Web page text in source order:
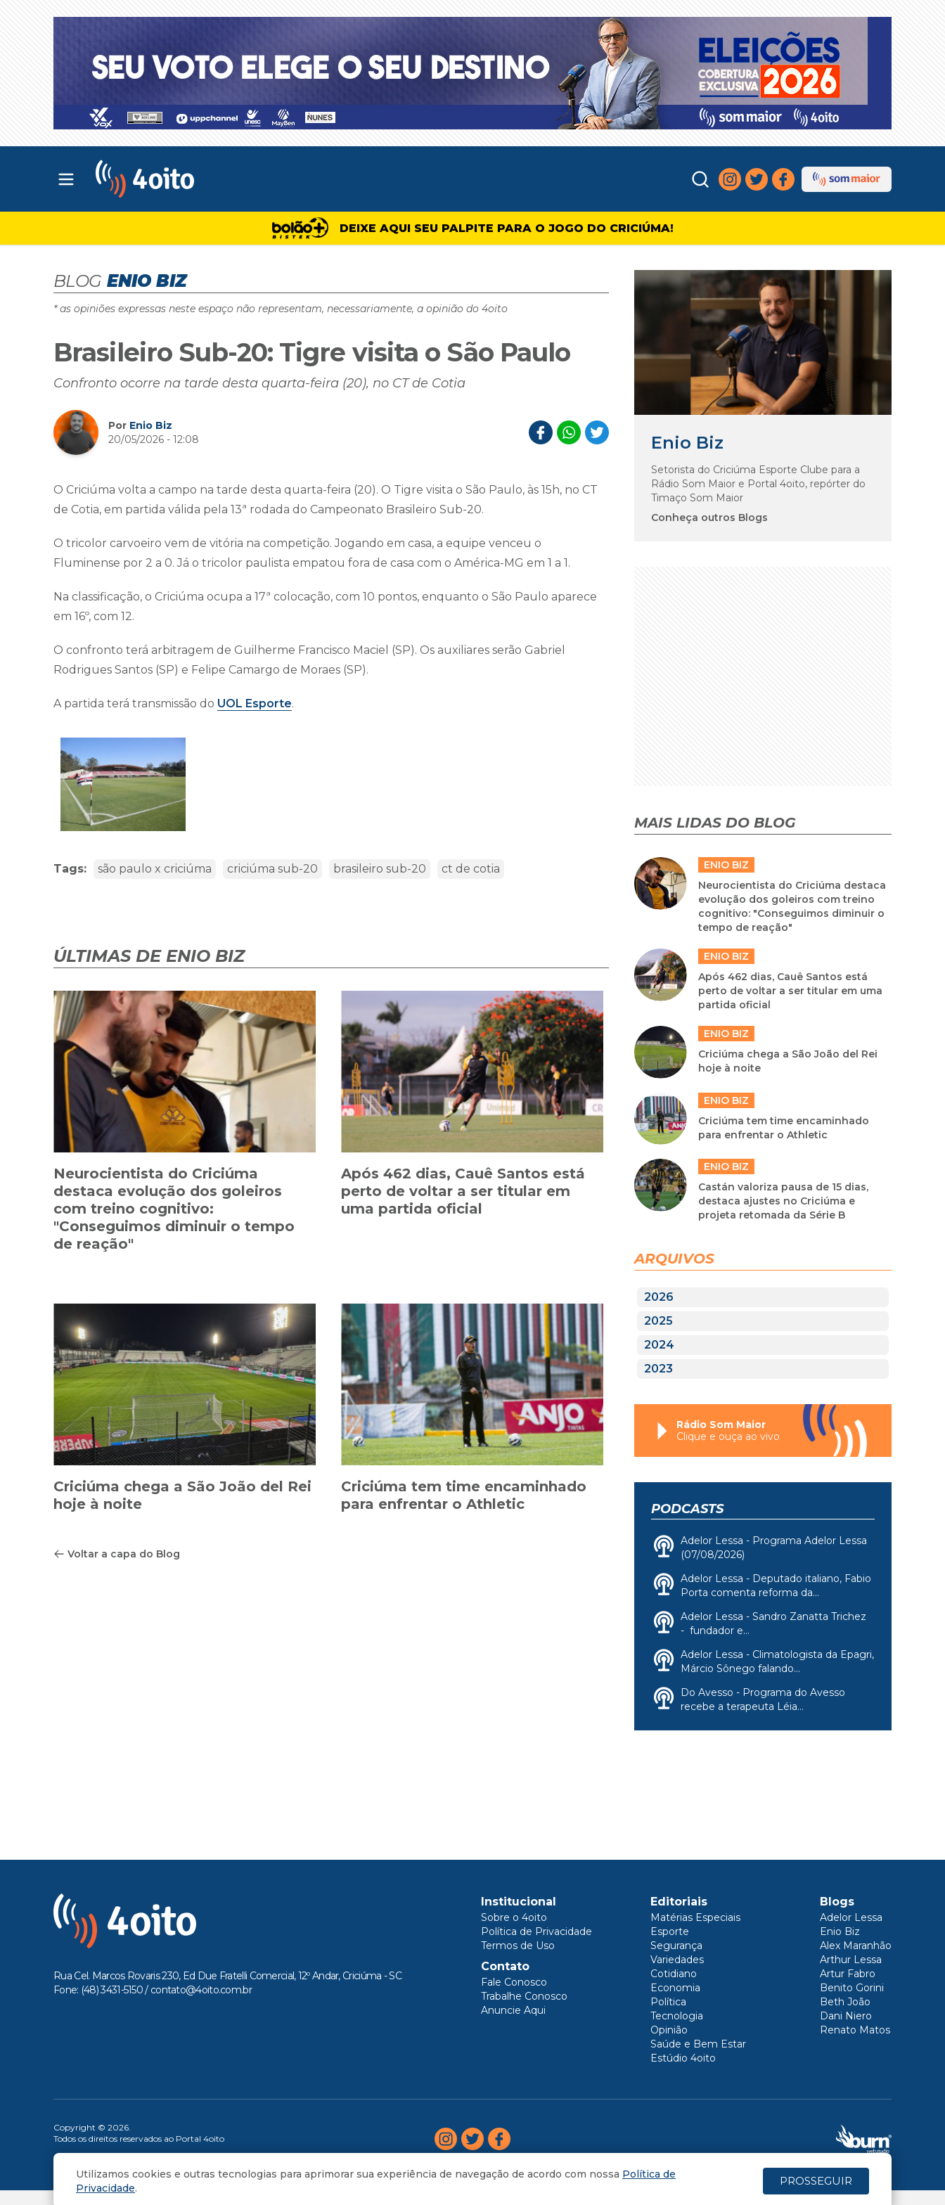
Abrir menu principal
DEIXE AQUI SEU PALPITE PARA O JOGO DO CRICIÚMA!
BLOG ENIO BIZ
* as opiniões expressas neste espaço não representam, necessariamente, a opinião do 4oito
Brasileiro Sub-20: Tigre visita o São Paulo
Confronto ocorre na tarde desta quarta-feira (20), no CT de Cotia
Por Enio Biz
20/05/2026 - 12:08
O Criciúma volta a campo na tarde desta quarta-feira (20). O Tigre visita o São Paulo, às 15h, no CT
de Cotia, em partida válida pela 13ª rodada do Campeonato Brasileiro Sub-20.
O tricolor carvoeiro vem de vitória na competição. Jogando em casa, a equipe venceu o
Fluminense por 2 a 0. Já o tricolor paulista empatou fora de casa com o América-MG em 1 a 1.
Na classificação, o Criciúma ocupa a 17ª colocação, com 10 pontos, enquanto o São Paulo aparece
em 16º, com 12.
O confronto terá arbitragem de Guilherme Francisco Maciel (SP). Os auxiliares serão Gabriel
Rodrigues Santos (SP) e Felipe Camargo de Moraes (SP).
A partida terá transmissão do UOL Esporte.
Tags: são paulo x criciúma criciúma sub-20 brasileiro sub-20 ct de cotia
ÚLTIMAS DE ENIO BIZ
Neurocientista do Criciúma
destaca evolução dos goleiros
com treino cognitivo:
"Conseguimos diminuir o tempo
de reação"
Após 462 dias, Cauê Santos está
perto de voltar a ser titular em
uma partida oficial
Criciúma chega a São João del Rei
hoje à noite
Criciúma tem time encaminhado
para enfrentar o Athletic
Voltar a capa do Blog
Enio Biz
Setorista do Criciúma Esporte Clube para a
Rádio Som Maior e Portal 4oito, repórter do
Timaço Som Maior
Conheça outros Blogs
MAIS LIDAS DO BLOG
ENIO BIZ
Neurocientista do Criciúma destaca
evolução dos goleiros com treino
cognitivo: "Conseguimos diminuir o
tempo de reação"
ENIO BIZ
Após 462 dias, Cauê Santos está
perto de voltar a ser titular em uma
partida oficial
ENIO BIZ
Criciúma chega a São João del Rei
hoje à noite
ENIO BIZ
Criciúma tem time encaminhado
para enfrentar o Athletic
ENIO BIZ
Castán valoriza pausa de 15 dias,
destaca ajustes no Criciúma e
projeta retomada da Série B
ARQUIVOS
2026
2025
2024
2023
Rádio Som Maior
Clique e ouça ao vivo
PODCASTS
Adelor Lessa - Programa Adelor Lessa
(07/08/2026)
Adelor Lessa - Deputado italiano, Fabio
Porta comenta reforma da...
Adelor Lessa - Sandro Zanatta Trichez
- fundador e...
Adelor Lessa - Climatologista da Epagri,
Márcio Sônego falando...
Do Avesso - Programa do Avesso
recebe a terapeuta Léia...
Rua Cel. Marcos Rovaris 230, Ed Due Fratelli Comercial, 12º Andar, Criciúma - SC
Fone: (48) 3431-5150 / contato@4oito.com.br
Institucional
Sobre o 4oito
Política de Privacidade
Termos de Uso
Contato
Fale Conosco
Trabalhe Conosco
Anuncie Aqui
Editoriais
Matérias Especiais
Esporte
Segurança
Variedades
Cotidiano
Economia
Política
Tecnologia
Opinião
Saúde e Bem Estar
Estúdio 4oito
Blogs
Adelor Lessa
Enio Biz
Alex Maranhão
Arthur Lessa
Artur Fabro
Benito Gorini
Beth João
Dani Niero
Renato Matos
Copyright © 2026.
Todos os direitos reservados ao Portal 4oito
Utilizamos cookies e outras tecnologias para aprimorar sua experiência de navegação de acordo com nossa Política de
Privacidade.
PROSSEGUIR